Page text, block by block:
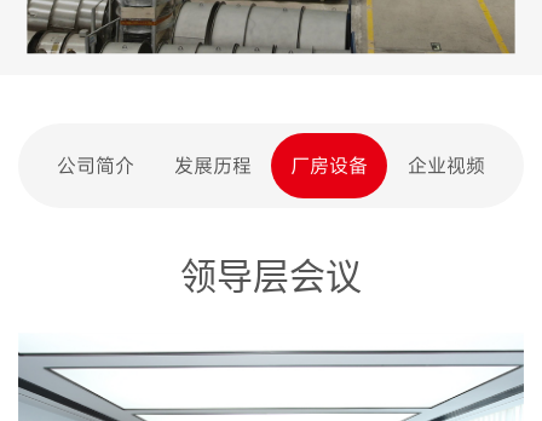
公司简介 发展历程 厂房设备 企业视频
领导层会议